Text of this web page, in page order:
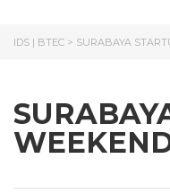
IDS | BTEC > SURABAYA